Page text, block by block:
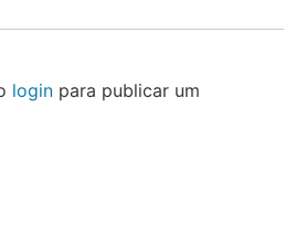
login para publicar um